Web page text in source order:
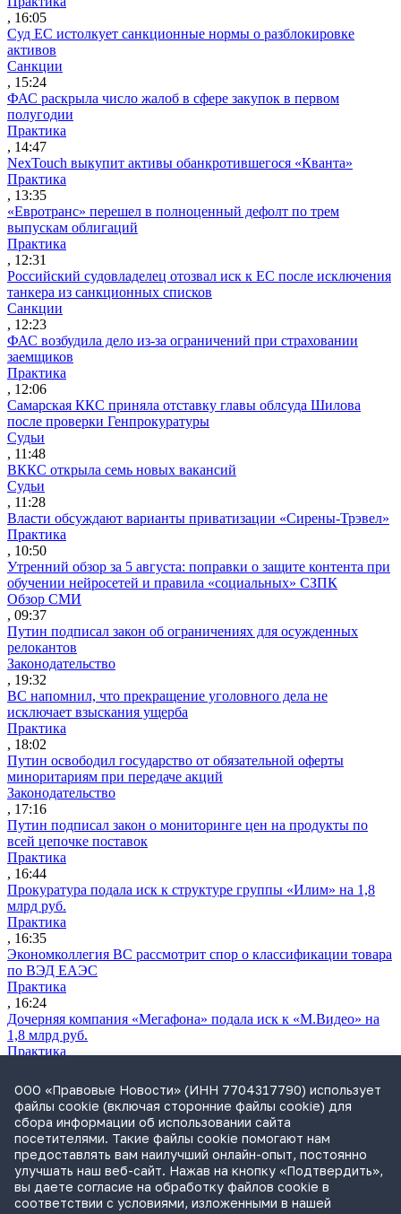
, 16:05
Суд ЕС истолкует санкционные нормы о разблокировке
активов
Санкции
, 15:24
ФАС раскрыла число жалоб в сфере закупок в первом
полугодии
Практика
, 14:47
NexTouch выкупит активы обанкротившегося «Кванта»
Практика
, 13:35
«Евротранс» перешел в полноценный дефолт по трем
выпускам облигаций
Практика
, 12:31
Российский судовладелец отозвал иск к ЕС после исключения
танкера из санкционных списков
Санкции
, 12:23
ФАС возбудила дело из-за ограничений при страховании
заемщиков
Практика
, 12:06
Самарская ККС приняла отставку главы облсуда Шилова
после проверки Генпрокуратуры
Судьи
, 11:48
ВККС открыла семь новых вакансий
Судьи
, 11:28
Власти обсуждают варианты приватизации «Сирены-Трэвел»
Практика
, 10:50
Утренний обзор за 5 августа: поправки о защите контента при
обучении нейросетей и правила «социальных» СЗПК
Обзор СМИ
, 09:37
Путин подписал закон об ограничениях для осужденных
релокантов
Законодательство
, 19:32
ВС напомнил, что прекращение уголовного дела не
исключает взыскания ущерба
Практика
, 18:02
Путин освободил государство от обязательной оферты
миноритариям при передаче акций
Законодательство
, 17:16
Путин подписал закон о мониторинге цен на продукты по
всей цепочке поставок
Практика
, 16:44
Прокуратура подала иск к структуре группы «Илим» на 1,8
млрд руб.
Практика
, 16:35
Экономколлегия ВС рассмотрит спор о классификации товара
по ВЭД ЕАЭС
Практика
, 16:24
Дочерняя компания «Мегафона» подала иск к «М.Видео» на
1,8 млрд руб.
Практика
СИП проверит отмену патента на систему управления
устройствами после возражений «Яндекса»
Практика
, 15:17
Суды 10 стран рассматривают иски российской «дочки»
Google о возврате дивидендов
Международная практика
, 14:09
ООО «Правовые Новости» (ИНН 7704317790) использует
файлы cookie (включая сторонние файлы cookie) для
сбора информации об использовании сайта
посетителями. Такие файлы cookie помогают нам
предоставлять вам наилучший онлайн-опыт, постоянно
улучшать наш веб-сайт. Нажав на кнопку «Подтвердить»,
вы даете согласие на обработку файлов cookie в
соответствии с условиями, изложенными в нашей